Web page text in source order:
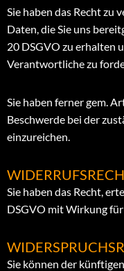
Sie haben das Recht zu
Daten, die Sie uns
20 DSGVO zu erhalten
Verantwortliche zu
Sie haben ferner gem.
Beschwerde bei der
einzureichen.
Sie haben das Recht,
DSGVO mit Wirkung
Sie können der